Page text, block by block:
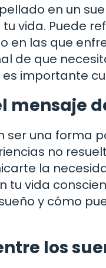
en un
vida. Puede
en las que
de que
importante
mensaje
ser una forma
no
la
tu vida
y cómo
los